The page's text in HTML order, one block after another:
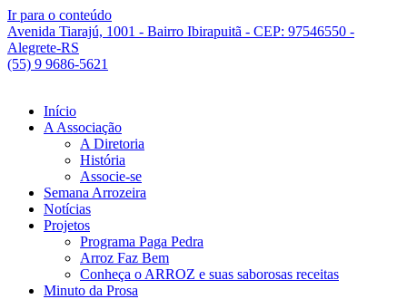
Ir para o conteúdo
Avenida Tiarajú, 1001 - Bairro Ibirapuitã - CEP: 97546550 -
Alegrete-RS
(55) 9 9686-5621
Início
A Associação
A Diretoria
História
Associe-se
Semana Arrozeira
Notícias
Projetos
Programa Paga Pedra
Arroz Faz Bem
Conheça o ARROZ e suas saborosas receitas
Minuto da Prosa